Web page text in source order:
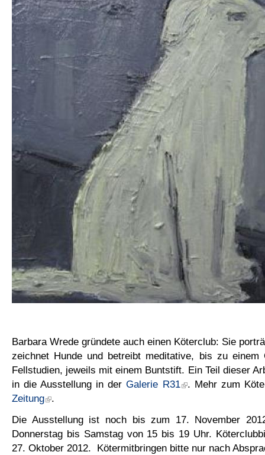
Barbara Wrede gründete auch einen Köterclub: Sie
zeichnet Hunde und betreibt meditative, bis zu einem
Fellstudien, jeweils mit einem Buntstift. Ein Teil dieser
in die Ausstellung in derGalerie R31 . Mehr zum
Zeitung
.
Die Ausstellung ist noch bis zum 17. November
Donnerstag bis Samstag von 15 bis 19 Uhr.
27. Oktober 2012. Kötermitbringen bitte nur nach